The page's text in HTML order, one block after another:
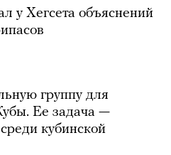
у Хегсета объяснений
группу для
Ее задача —
кубинской